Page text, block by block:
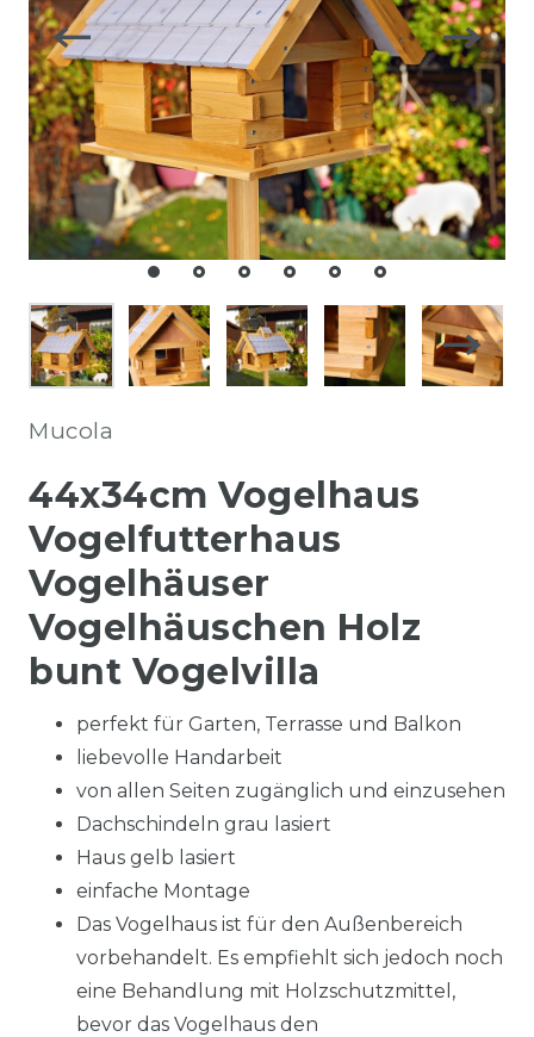
Mucola
44x34cm Vogelhaus
Vogelfutterhaus
Vogelhäuser
Vogelhäuschen Holz
bunt Vogelvilla
perfekt für Garten, Terrasse und Balkon
liebevolle Handarbeit
von allen Seiten zugänglich und einzusehen
Dachschindeln grau lasiert
Haus gelb lasiert
einfache Montage
Das Vogelhaus ist für den Außenbereich
vorbehandelt. Es empfiehlt sich jedoch noch
eine Behandlung mit Holzschutzmittel,
bevor das Vogelhaus den